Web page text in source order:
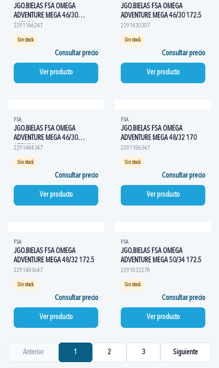
JGO.BIELAS FSA OMEGA
ADVENTURE MEGA 46/30
165MM
2291186247
Sin stock
Consultar precio
Ver producto
JGO.BIELAS FSA OMEGA
ADVENTURE MEGA 46/30 172.5
2291430307
Sin stock
Consultar precio
Ver producto
FSA
JGO.BIELAS FSA OMEGA
ADVENTURE MEGA 46/30
175MM
2291484347
Sin stock
Consultar precio
Ver producto
FSA
JGO.BIELAS FSA OMEGA
ADVENTURE MEGA 48/32 170
2291186347
Sin stock
Consultar precio
Ver producto
FSA
JGO.BIELAS FSA OMEGA
ADVENTURE MEGA 48/32 172.5
2291483647
Sin stock
Consultar precio
Ver producto
FSA
JGO.BIELAS FSA OMEGA
ADVENTURE MEGA 50/34 172.5
2291032278
Sin stock
Consultar precio
Ver producto
Anterior 1 2 3 Siguiente